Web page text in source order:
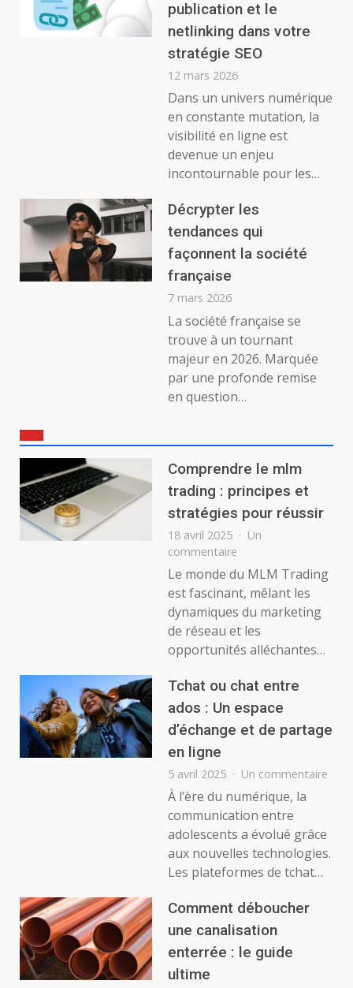
publication et le
netlinking dans votre
stratégie SEO
12 mars 2026
Dans un univers numérique
en constante mutation, la
visibilité en ligne est
devenue un enjeu
incontournable pour les…
Décrypter les
tendances qui
façonnent la société
française
7 mars 2026
La société française se
trouve à un tournant
majeur en 2026. Marquée
par une profonde remise
en question…
Comprendre le mlm
trading : principes et
stratégies pour réussir
18 avril 2025
Un
commentaire
Comprendre
le
mlm
trading
:
principes
stratégies
réussir
Le monde du MLM Trading
est fascinant, mêlant les
dynamiques du marketing
de réseau et les
opportunités alléchantes…
Tchat ou chat entre
ados : Un espace
d’échange et de partage
en ligne
5 avril 2025 Un commentaire
ados
À l’ère du numérique, la
communication entre
adolescents a évolué grâce
aux nouvelles technologies.
Les plateformes de tchat…
Comment déboucher
une canalisation
enterrée : le guide
ultime